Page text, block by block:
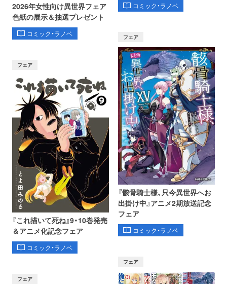
2026年女性向け異世界フェア
色紙の展示＆抽選プレゼント
コミック・ラノベ
コミック・ラノベ
フェア
『これ描いて死ね』9・10巻発売
＆アニメ化記念フェア
コミック・ラノベ
フェア
『骸骨騎士様、只今異世界へお
出掛け中』アニメ2期放送記念
フェア
コミック・ラノベ
フェア
フェア